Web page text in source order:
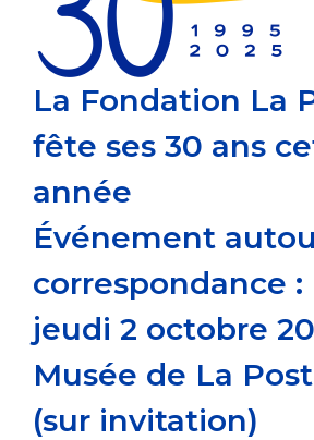
La Fondation La
fête ses 30 ans
année
Événement
correspondance :
jeudi 2 octobre
Musée de La
(sur invitation)